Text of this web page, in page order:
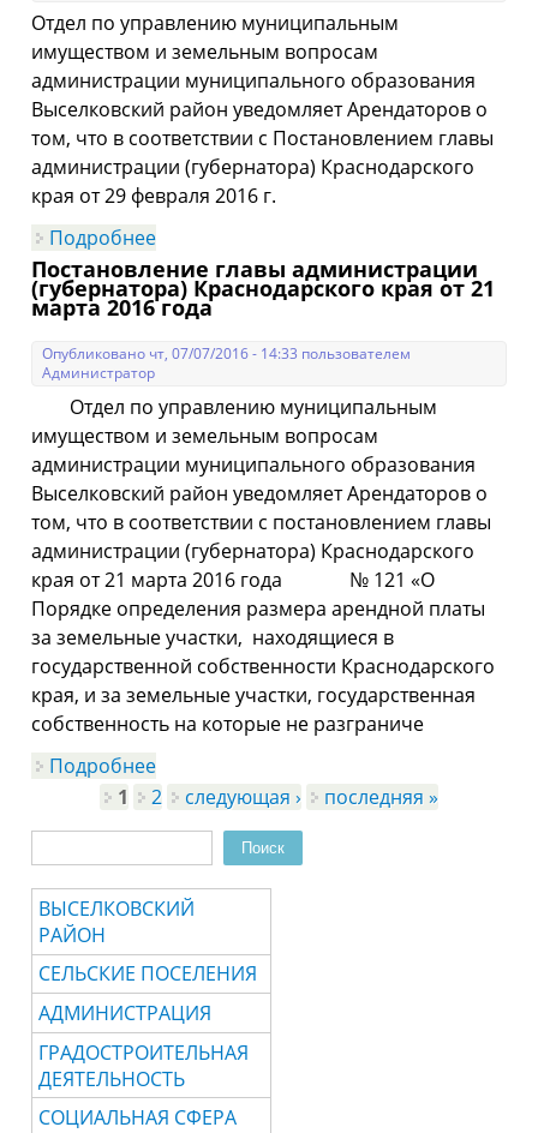
Отдел по управлению муниципальным
имуществом и земельным вопросам
администрации муниципального образования
Выселковский район уведомляет Арендаторов о
том, что в соответствии с Постановлением главы
администрации (губернатора) Краснодарского
края от 29 февраля 2016 г.
Подробнее
Постановление главы администрации
(губернатора) Краснодарского края от 21
марта 2016 года
Опубликовано чт, 07/07/2016 - 14:33 пользователем
Администратор
Отдел по управлению муниципальным
имуществом и земельным вопросам
администрации муниципального образования
Выселковский район уведомляет Арендаторов о
том, что в соответствии с постановлением главы
администрации (губернатора) Краснодарского
края от 21 марта 2016 года № 121 «О
Порядке определения размера арендной платы
за земельные участки, находящиеся в
государственной собственности Краснодарского
края, и за земельные участки, государственная
собственность на которые не разграниче
Подробнее
(губернатора) Краснодарского края от
21 марта 2016 года
Страницы1 2 следующая › последняя »
Поиск
ВЫСЕЛКОВСКИЙ
РАЙОН
СЕЛЬСКИЕ ПОСЕЛЕНИЯ
АДМИНИСТРАЦИЯ
ГРАДОСТРОИТЕЛЬНАЯ
ДЕЯТЕЛЬНОСТЬ
СОЦИАЛЬНАЯ СФЕРА